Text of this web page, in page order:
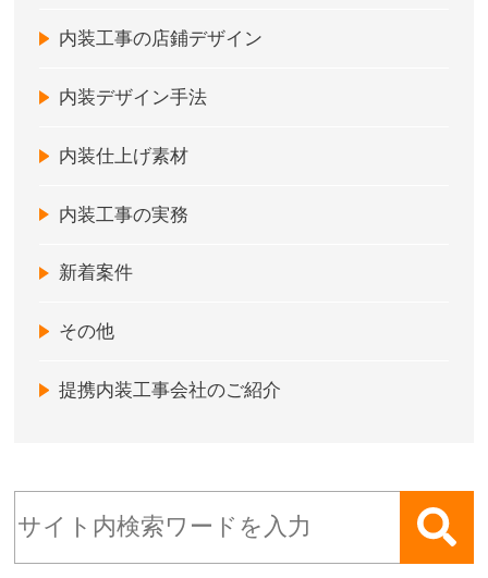
内装工事の店鋪デザイン
内装デザイン手法
内装仕上げ素材
内装工事の実務
新着案件
その他
提携内装工事会社のご紹介